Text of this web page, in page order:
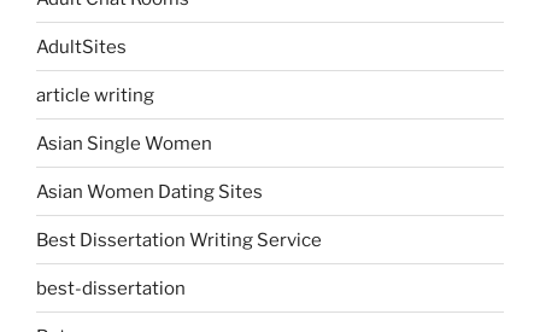
AdultSites
article writing
Asian Single Women
Asian Women Dating Sites
Best Dissertation Writing Service
best-dissertation